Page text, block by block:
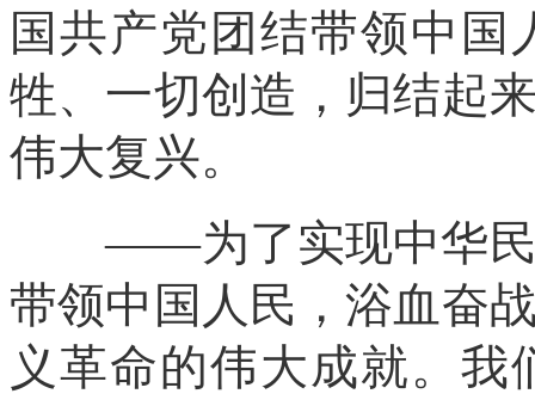
国共产党团结带领中
牲、一切创造，归结起
伟大复兴。
——为了实现中华民
带领中国人民，浴血奋
义革命的伟大成就。